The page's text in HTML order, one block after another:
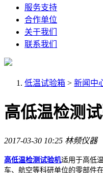
服务支持
合作单位
关于我们
联系我们
低温试验箱 > 新闻中
高低温检测
2017-03-30 10:25 林频仪器
高低温检测试验机适用于高低
车、航空等科研单位的零部件